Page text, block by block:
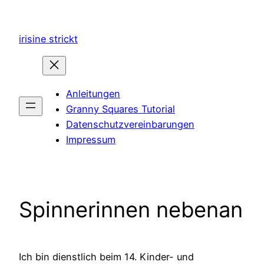
springen
irisine strickt
Anleitungen
Granny Squares Tutorial
Datenschutzvereinbarungen
Impressum
Spinnerinnen nebenan
Ich bin dienstlich beim 14. Kinder- und